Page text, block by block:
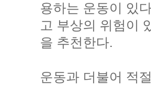
용하는 운동이 있
고 부상의 위험이
을 추천한다.
운동과 더불어 적